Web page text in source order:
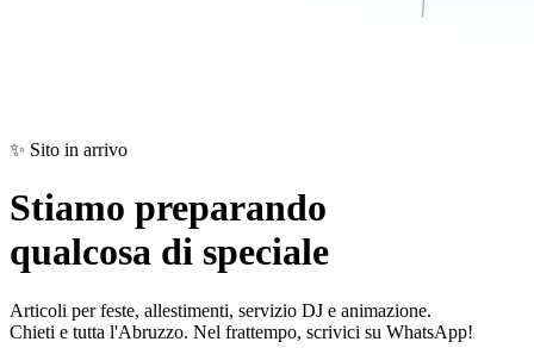
✨ Sito in arrivo
Stiamo preparando
qualcosa di speciale
Articoli per feste, allestimenti, servizio DJ e animazione.
Chieti e tutta l'Abruzzo. Nel frattempo, scrivici su WhatsApp!